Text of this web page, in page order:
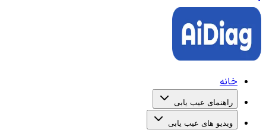
خانه
راهنمای عیب یابی
ویدیو های عیب یابی